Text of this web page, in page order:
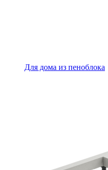
Для дома из пеноблока